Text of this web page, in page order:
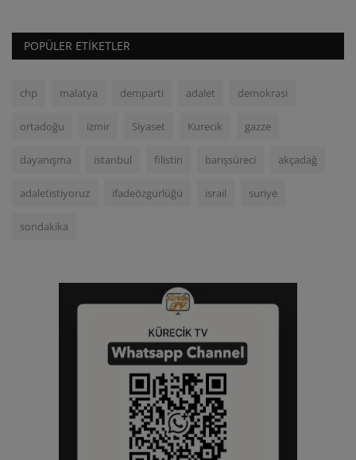
POPÜLER ETIKETLER
chp malatya demparti adalet demokrasi
ortadoğu izmir Siyaset Kurecik gazze
dayanışma istanbul filistin barışsüreci akçadağ
adaletistiyoruz ifadeözgürlüğü israil suriye
sondakika